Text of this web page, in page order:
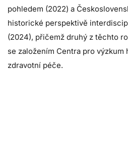
pohledem (2022) a
historické perspektivě
(2024), přičemž druhý z těchto
se založením Centra pro
zdravotní péče.